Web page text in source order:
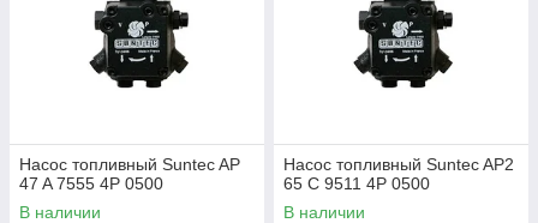
Насос топливный Suntec AP
47 A 7555 4P 0500
В наличии
Насос топливный Suntec AP2
65 C 9511 4P 0500
В наличии